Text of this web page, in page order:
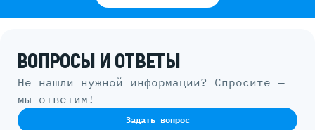
ВОПРОСЫ И ОТВЕТЫ
Не нашли нужной информации? Спросите —
мы ответим!
Задать вопрос